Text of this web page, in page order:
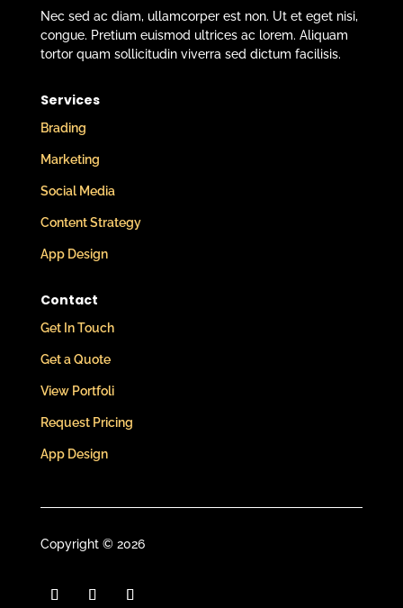
Nec sed ac diam, ullamcor­per est non. Ut et eget nisi,
congue. Pretium euis­mod ultri­ces ac lorem. Aliquam
tortor quam solli­ci­tu­din viverra sed dictum facilisis.
Services
Brading
Marke­ting
Social Media
Content Stra­tegy
App Design
Contact
Get In Touch
Get a Quote
View Port­foli
Request Pricing
App Design
Copy­right © 2026